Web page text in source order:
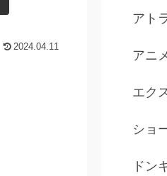
2024.04.11
アト
アニ
エク
ショ
ドン